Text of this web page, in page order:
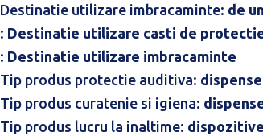
Destinatie utilizare imbracaminte: de
: Destinatie utilizare casti de
: Destinatie utilizare imbracaminte
Tip produs protectie auditiva:
Tip produs curatenie si igiena:
Tip produs lucru la inaltime: